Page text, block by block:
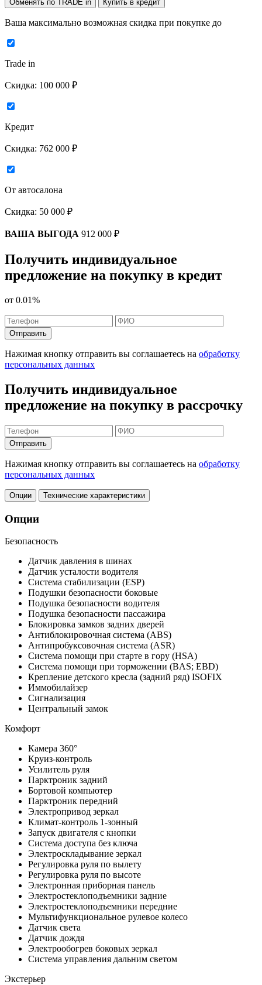
Обменять по TRADE in Купить в кредит
Ваша максимально возможная скидка при покупке до
Trade in
Скидка: 100 000 ₽
Кредит
Скидка: 762 000 ₽
От автосалона
Скидка: 50 000 ₽
ВАША ВЫГОДА 912 000 ₽
Получить индивидуальное
предложение на покупку в кредит
от 0.01%
Отправить
Нажимая кнопку отправить вы соглашаетесь на обработку
персональных данных
Получить индивидуальное
предложение на покупку в рассрочку
Отправить
Нажимая кнопку отправить вы соглашаетесь на обработку
персональных данных
Опции Технические характеристики
Опции
Безопасность
Датчик давления в шинах
Датчик усталости водителя
Система стабилизации (ESP)
Подушки безопасности боковые
Подушка безопасности водителя
Подушка безопасности пассажира
Блокировка замков задних дверей
Антиблокировочная система (ABS)
Антипробуксовочная система (ASR)
Система помощи при старте в гору (HSA)
Система помощи при торможении (BAS; EBD)
Крепление детского кресла (задний ряд) ISOFIX
Иммобилайзер
Сигнализация
Центральный замок
Комфорт
Камера 360°
Круиз-контроль
Усилитель руля
Парктроник задний
Бортовой компьютер
Парктроник передний
Электропривод зеркал
Климат-контроль 1-зонный
Запуск двигателя с кнопки
Система доступа без ключа
Электроскладывание зеркал
Регулировка руля по вылету
Регулировка руля по высоте
Электронная приборная панель
Электростеклоподъемники задние
Электростеклоподъемники передние
Мультифункциональное рулевое колесо
Датчик света
Датчик дождя
Электрообогрев боковых зеркал
Система управления дальним светом
Экстерьер